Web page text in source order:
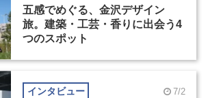
五感でめぐる、金沢デザイン
旅。建築・工芸・香りに出会う4
つのスポット
インタビュー 7/2